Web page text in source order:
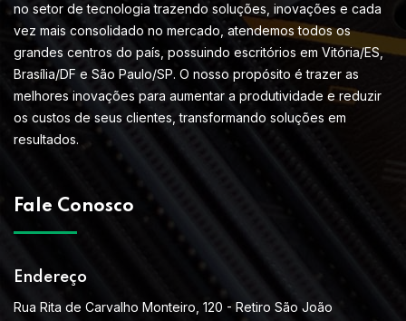
no setor de tecnologia trazendo soluções, inovações e cada
vez mais consolidado no mercado, atendemos todos os
grandes centros do país, possuindo escritórios em Vitória/ES,
Brasília/DF e São Paulo/SP. O nosso propósito é trazer as
melhores inovações para aumentar a produtividade e reduzir
os custos de seus clientes, transformando soluções em
resultados.
Fale Conosco
Endereço
Rua Rita de Carvalho Monteiro, 120 - Retiro São João